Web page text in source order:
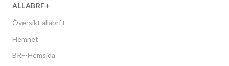
ALLABRF+
Översikt allabrf+
Hemnet
BRF-Hemsida